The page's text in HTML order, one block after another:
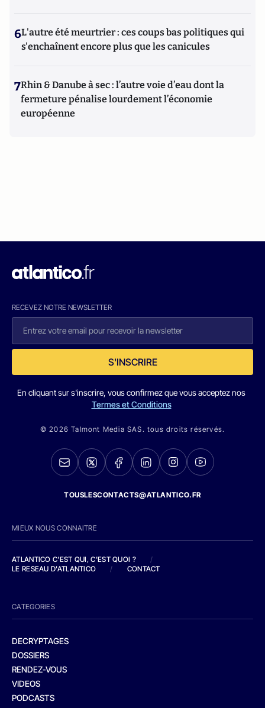
6L'autre été meurtrier : ces coups bas politiques qui
s'enchaînent encore plus que les canicules
7Rhin & Danube à sec : l’autre voie d’eau dont la
fermeture pénalise lourdement l’économie
européenne
RECEVEZ NOTRE NEWSLETTER
S'INSCRIRE
En cliquant sur s'inscrire, vous confirmez que vous acceptez nos
Termes et Conditions
© 2026 Talmont Media SAS. tous droits réservés.
TOUSLESCONTACTS@ATLANTICO.FR
MIEUX NOUS CONNAITRE
ATLANTICO C'EST QUI, C'EST QUOI ?
/
LE RESEAU D'ATLANTICO
/ CONTACT
CATEGORIES
DECRYPTAGES
DOSSIERS
RENDEZ-VOUS
VIDEOS
PODCASTS